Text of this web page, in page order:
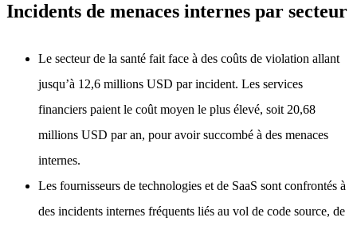
Incidents de menaces internes par secteur
Le secteur de la santé fait face à des coûts de violation allant
jusqu’à 12,6 millions USD par incident. Les services
financiers paient le coût moyen le plus élevé, soit 20,68
millions USD par an, pour avoir succombé à des menaces
internes.
Les fournisseurs de technologies et de SaaS sont confrontés à
des incidents internes fréquents liés au vol de code source, de